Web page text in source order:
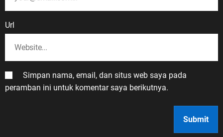
Url
Simpan nama, email, dan situs web saya pada
peramban ini untuk komentar saya berikutnya.